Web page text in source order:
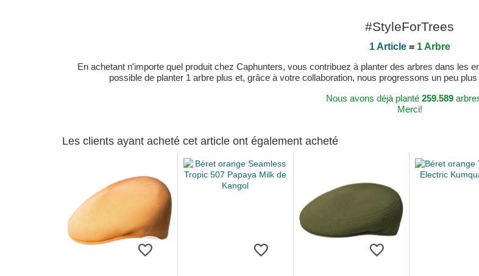
#StyleForTrees
1 Article= 1 Arbre
En achetant n'importe quel produit chez Caphunters, vous contribuez à planter des arbres dans les
possible de planter 1 arbre plus et, grâce à votre collaboration, nous progressons un peu
Nous avons déjà planté 259.589
Merci!
Les clients ayant acheté cet article ont également acheté